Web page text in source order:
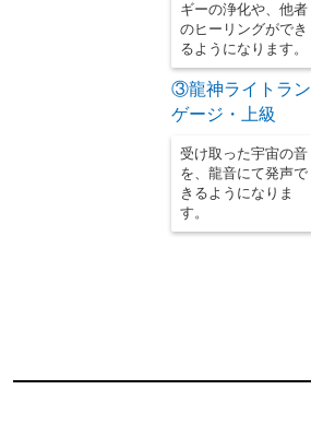
ギーの浄化や、他者
のヒーリングができ
るようになります。
③龍神ライトラン
ゲージ・上級
受け取った宇宙の音
を、龍音にて発声で
きるようになりま
す。